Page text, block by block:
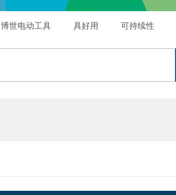
博世电动工具 具好用 可持续性